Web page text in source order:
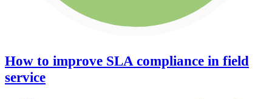
How to improve SLA compliance in field
service